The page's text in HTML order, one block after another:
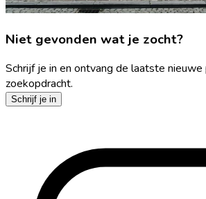
Niet gevonden wat je zocht?
Schrijf je in en ontvang de laatste
zoekopdracht.
Schrijf je in